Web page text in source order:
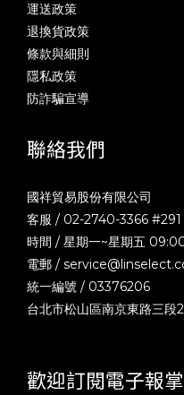
運送政策
退換貨政策
條款與細則
隱私政策
防詐騙宣導
聯絡我們
國祥貿易股份有限公司
客服 / 02-2740-3366 #291
時間 / 星期一~星期五
電郵 /
統一編號 / 03376206
台北市松山區南京東路三段
歡迎訂閱電子報